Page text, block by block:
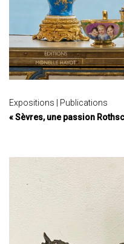
Expositions | Publications
« Sèvres, une passion